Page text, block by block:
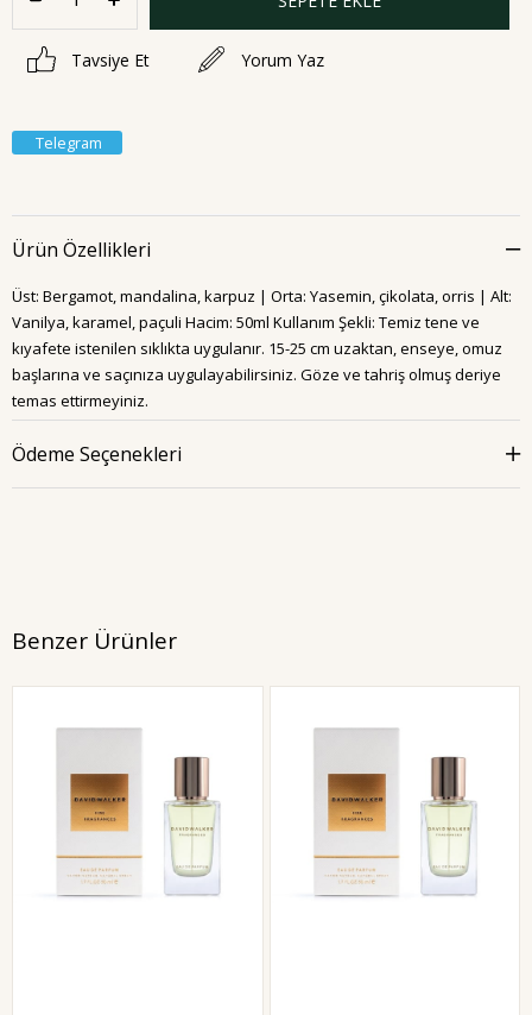
Tavsiye Et Yorum Yaz
Telegram
Ürün Özellikleri
Üst: Bergamot, mandalina, karpuz | Orta: Yasemin, çikolata, orris | Alt:
Vanilya, karamel, paçuli Hacim: 50ml Kullanım Şekli: Temiz tene ve
kıyafete istenilen sıklıkta uygulanır. 15-25 cm uzaktan, enseye, omuz
başlarına ve saçınıza uygulayabilirsiniz. Göze ve tahriş olmuş deriye
temas ettirmeyiniz.
Ödeme Seçenekleri
Benzer Ürünler